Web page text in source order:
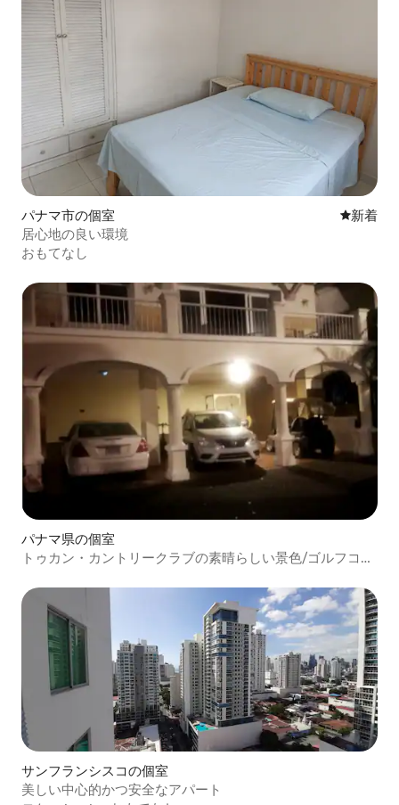
パナマ市の個室 新しい宿
新着
居心地の良い環境
おもてなし
パナマ県の個室
トゥカン・カントリークラブの素晴らしい景色/ゴルフコー
サンフランシスコの個室
美しい中心的かつ安全なアパート